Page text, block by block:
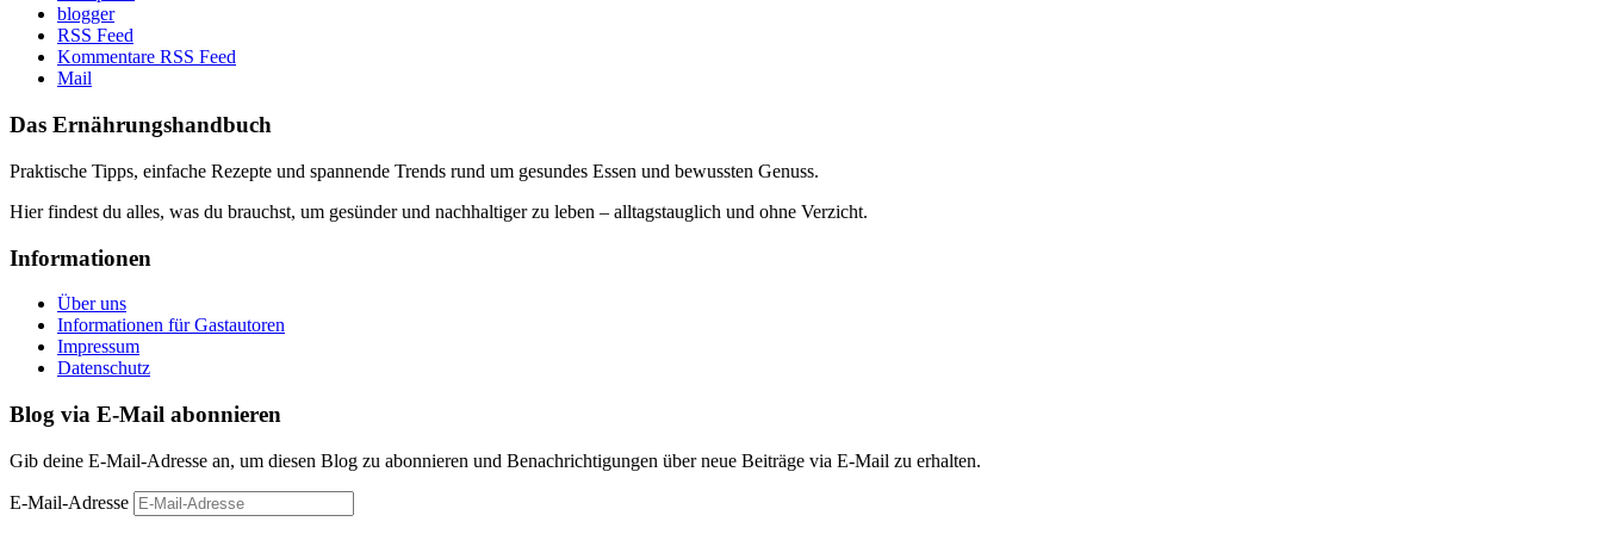
blogger
RSS Feed
Kommentare RSS Feed
Mail
Das Ernährungshandbuch
Praktische Tipps, einfache Rezepte und spannende Trends rund um gesundes Essen und bewussten Genuss.
Hier findest du alles, was du brauchst, um gesünder und nachhaltiger zu leben – alltagstauglich und ohne Verzicht.
Informationen
Über uns
Informationen für Gastautoren
Impressum
Datenschutz
Blog via E-Mail abonnieren
Gib deine E-Mail-Adresse an, um diesen Blog zu abonnieren und Benachrichtigungen über neue Beiträge via E-Mail zu erhalten.
E-Mail-Adresse